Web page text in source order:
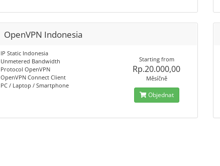
OpenVPN Indonesia
IP Static Indonesia
Unmetered Bandwidth
Protocol OpenVPN
OpenVPN Connect Client
PC / Laptop / Smartphone
Starting from
Rp.20.000,00
Měsíčně
Objednat